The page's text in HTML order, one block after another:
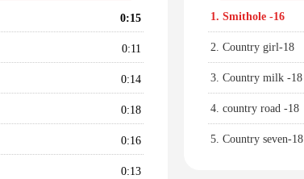
haut/bas
augmenter
diminuer
volume.
0:15
0:11
0:14
0:18
0:16
0:13
1. Smithole -16
2. Country girl-18
3. Country milk -18
4. country road -18
5. Country seven-18